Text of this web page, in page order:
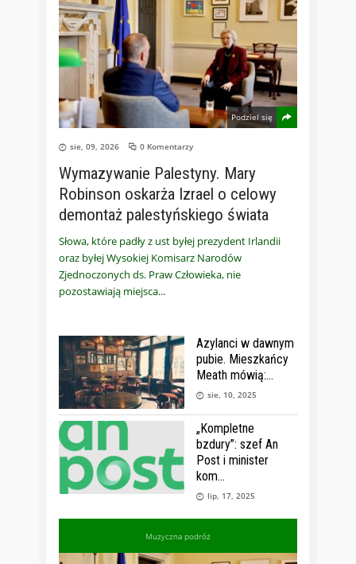
Podziel się
sie, 09, 2026 0 Komentarzy
Wymazywanie Palestyny. Mary
Robinson oskarża Izrael o celowy
demontaż palestyńskiego świata
Słowa, które padły z ust byłej prezydent Irlandii
oraz byłej Wysokiej Komisarz Narodów
Zjednoczonych ds. Praw Człowieka, nie
pozostawiają miejsca
Azylanci w dawnym
pubie. Mieszkańcy
Meath mówią:
sie, 10, 2025
„Kompletne
bzdury”: szef An
Post i minister
kom
lip, 17, 2025
Muzyczna podróż